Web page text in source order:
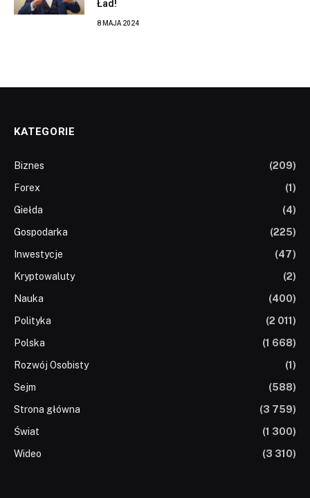
Ład!
8 MAJA 2024
KATEGORIE
Biznes
(209)
Forex
(1)
Giełda
(4)
Gospodarka
(225)
Inwestycje
(47)
Kryptowaluty
(2)
Nauka
(400)
Polityka
(2 011)
Polska
(1 668)
Rozwój Osobisty
(1)
Sejm
(588)
Strona główna
(3 759)
Świat
(1 300)
Wideo
(3 310)